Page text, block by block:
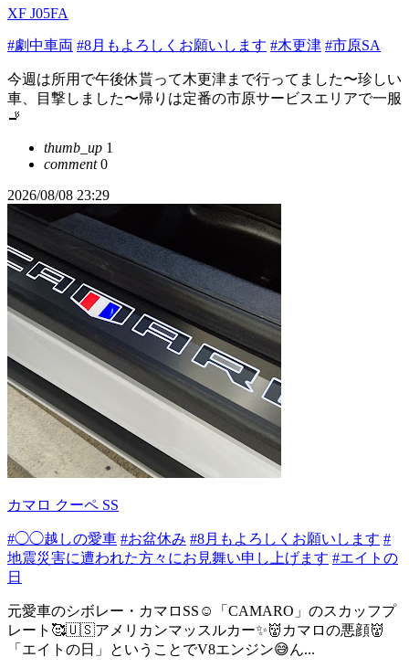
XF J05FA
#劇中車両 #8月もよろしくお願いします #木更津 #市原SA
今週は所用で午後休貰って木更津まで行ってました〜珍しい
車、目撃しました〜帰りは定番の市原サービスエリアで一服
🚬
thumb_up 1
comment0
2026/08/08 23:29
カマロ クーペ SS
#◯◯越しの愛車 #お盆休み #8月もよろしくお願いします #
地震災害に遭われた方々にお見舞い申し上げます #エイトの
日
元愛車のシボレー・カマロSS☺️「CAMARO」のスカッフプ
レート🥰🇺🇸アメリカンマッスルカー✨👹カマロの悪顔👹
「エイトの日」ということでV8エンジン😅ん...